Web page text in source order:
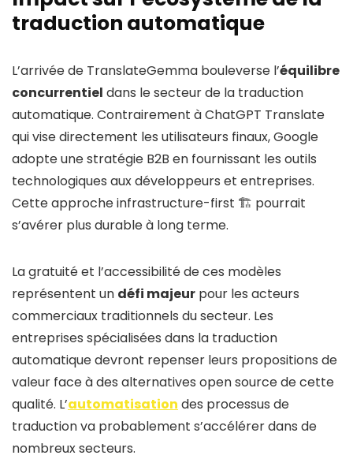
traduction automatique
L’arrivée de TranslateGemma bouleverse l’équilibre
concurrentiel dans le secteur de la traduction
automatique. Contrairement à ChatGPT Translate
qui vise directement les utilisateurs finaux, Google
adopte une stratégie B2B en fournissant les outils
technologiques aux développeurs et entreprises.
Cette approche infrastructure-first 🏗️ pourrait
s’avérer plus durable à long terme.
La gratuité et l’accessibilité de ces modèles
représentent un défi majeur pour les acteurs
commerciaux traditionnels du secteur. Les
entreprises spécialisées dans la traduction
automatique devront repenser leurs propositions de
valeur face à des alternatives open source de cette
qualité. L’automatisation des processus de
traduction va probablement s’accélérer dans de
nombreux secteurs.